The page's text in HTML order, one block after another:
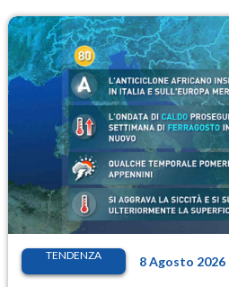
TENDENZA 8 Agosto 2026